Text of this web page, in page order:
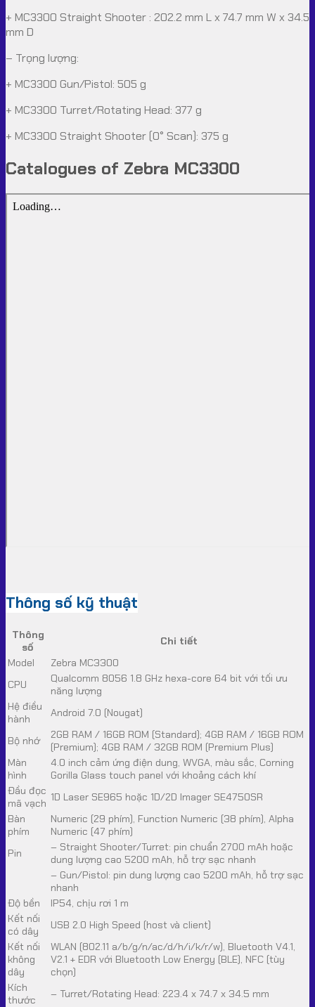
+ MC3300 Straight Shooter : 202.2 mm L x 74.7 mm W x 34.5
mm D
– Trọng lượng:
+ MC3300 Gun/Pistol: 505 g
+ MC3300 Turret/Rotating Head: 377 g
+ MC3300 Straight Shooter (0° Scan): 375 g
Catalogues of Zebra MC3300
Thông số kỹ thuật
Thông
số
Chi tiết
Model
Zebra MC3300
CPU
Qualcomm 8056 1.8 GHz hexa-core 64 bit với tối ưu
năng lượng
Hệ điều
hành
Android 7.0 (Nougat)
Bộ nhớ
2GB RAM / 16GB ROM (Standard); 4GB RAM / 16GB ROM
(Premium); 4GB RAM / 32GB ROM (Premium Plus)
Màn
hình
4.0 inch cảm ứng điện dung, WVGA, màu sắc, Corning
Gorilla Glass touch panel với khoảng cách khí
Đầu đọc
mã vạch 1D Laser SE965 hoặc 1D/2D Imager SE4750SR
Bàn
phím
Numeric (29 phím), Function Numeric (38 phím), Alpha
Numeric (47 phím)
Pin
– Straight Shooter/Turret: pin chuẩn 2700 mAh hoặc
dung lượng cao 5200 mAh, hỗ trợ sạc nhanh
– Gun/Pistol: pin dung lượng cao 5200 mAh, hỗ trợ sạc
nhanh
Độ bền
IP54, chịu rơi 1 m
Kết nối
có dây
USB 2.0 High Speed (host và client)
Kết nối
không
dây
WLAN (802.11 a/b/g/n/ac/d/h/i/k/r/w), Bluetooth V4.1,
V2.1 + EDR với Bluetooth Low Energy (BLE), NFC (tùy
chọn)
Kích
thước
– Turret/Rotating Head: 223.4 x 74.7 x 34.5 mm